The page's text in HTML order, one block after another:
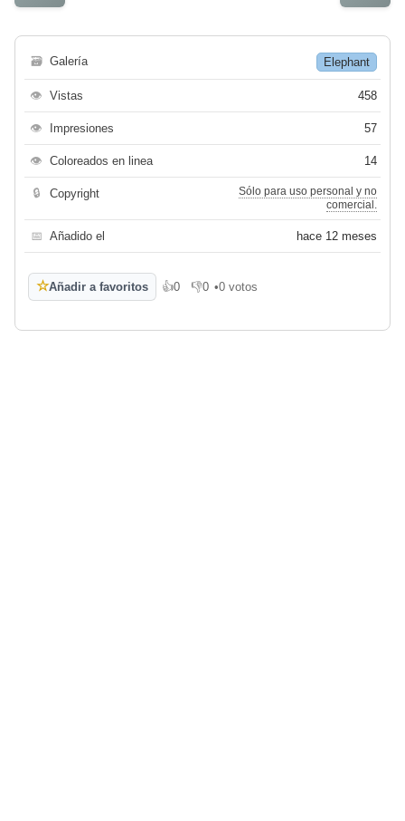
🗃 Galería Elephant
👁 Vistas 458
👁 Impresiones 57
👁 Coloreados en linea 14
🔒 Copyright
Sólo para uso personal y no
comercial.
📅 Añadido el hace 12 meses
☆Añadir a favoritos 👍0
Me gusta
👎0
No me gusta
•0 votos